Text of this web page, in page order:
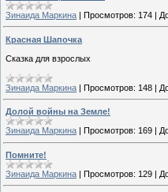
Зинаида Маркина | Просмотров: 174 |
Красная Шапочка
Сказка для взрослых
Зинаида Маркина | Просмотров: 148 |
Долой войны на Земле!
Зинаида Маркина
Просмотров: 169
Помните!
Зинаида Маркина | Просмотров: 129 |